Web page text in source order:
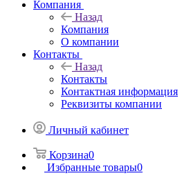
Компания
Назад
Компания
О компании
Контакты
Назад
Контакты
Контактная информация
Реквизиты компании
Личный кабинет
Корзина0
Избранные товары0